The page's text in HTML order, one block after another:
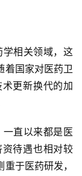
着国家对医药卫
更新换代的加
待遇也相对较
于医药研发，